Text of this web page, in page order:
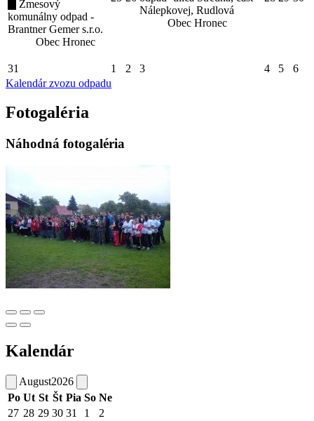
Zmesový
komunálny odpad -
Brantner Gemer s.r.o.
Obec Hronec
Nálepkovej, Rudlová
Obec Hronec
31 1 2 3 4 5
6
Kalendár zvozu odpadu
Fotogaléria
Náhodná fotogaléria
Kalendár
August2026
Po Ut St Št Pia So Ne
27 28 29 30 31 1
2